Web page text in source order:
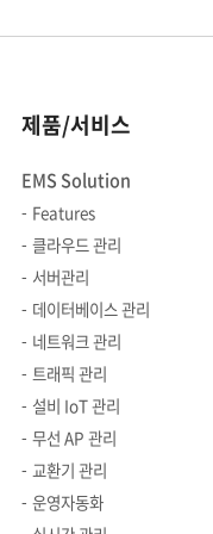
제품/서비스
EMS Solution
Features
클라우드 관리
서버관리
데이터베이스 관리
네트워크 관리
트래픽 관리
설비 IoT 관리
무선 AP 관리
교환기 관리
운영자동화